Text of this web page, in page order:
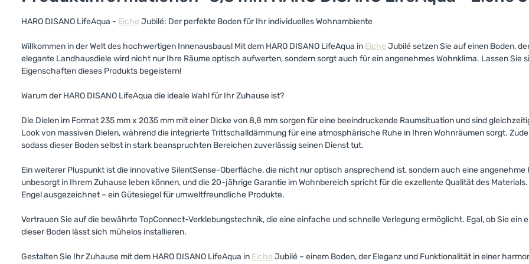
HARO DISANO LifeAqua - Eiche Jubilé: Der perfekte Boden für Ihr individuelles Wohnambiente
Willkommen in der Welt des hochwertigen Innenausbaus! Mit dem HARO DISANO LifeAqua in Eiche Jubilé setzen Sie auf einen Boden,
elegante Landhausdiele wird nicht nur Ihre Räume optisch aufwerten, sondern sorgt auch für ein angenehmes Wohnklima. Lassen
Eigenschaften dieses Produkts begeistern!
Warum der HARO DISANO LifeAqua die ideale Wahl für Ihr Zuhause ist?
Die Dielen im Format 235 mm x 2035 mm mit einer Dicke von 8,8 mm sorgen für eine beeindruckende Raumsituation und sind
Look von massiven Dielen, während die integrierte Trittschalldämmung für eine atmosphärische Ruhe in Ihren Wohnräumen sorgt.
sodass dieser Boden selbst in stark beanspruchten Bereichen zuverlässig seinen Dienst tut.
Ein weiterer Pluspunkt ist die innovative SilentSense-Oberfläche, die nicht nur optisch ansprechend ist, sondern auch eine
unbesorgt in Ihrem Zuhause leben können, und die 20-jährige Garantie im Wohnbereich spricht für die exzellente Qualität des
Engel ausgezeichnet – ein Gütesiegel für umweltfreundliche Produkte.
Vertrauen Sie auf die bewährte TopConnect-Verklebungstechnik, die eine einfache und schnelle Verlegung ermöglicht. Egal, ob Sie
dieser Boden lässt sich mühelos installieren.
Gestalten Sie Ihr Zuhause mit dem HARO DISANO LifeAqua in Eiche Jubilé – einem Boden, der Eleganz und Funktionalität in einer